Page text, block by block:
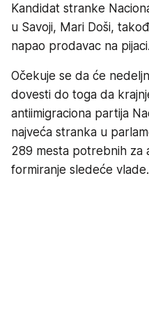
Kandidat stranke
u Savoji, Mari Doši,
napao prodavac na pijaci.
Očekuje se da će
dovesti do toga da
antiimigraciona partija
najveća stranka u
289 mesta potrebnih za
formiranje sledeće vlade.